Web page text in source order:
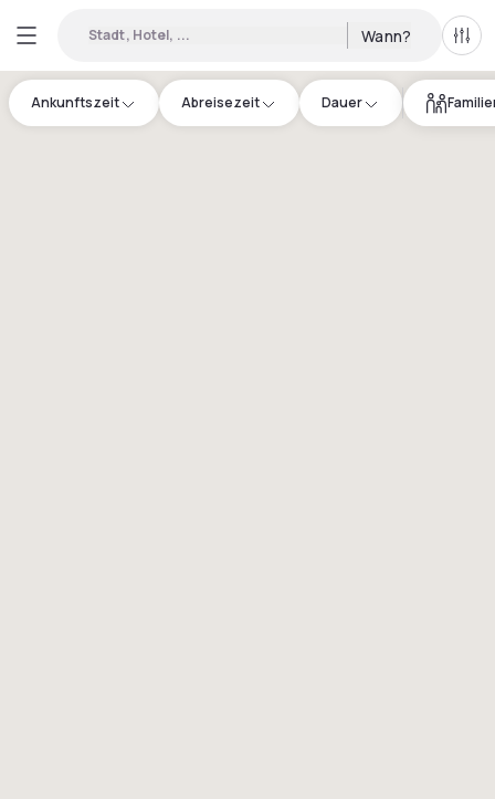
Stadt, Hotel, ... Wann? Alle
Ankunftszeit Abreisezeit Dauer